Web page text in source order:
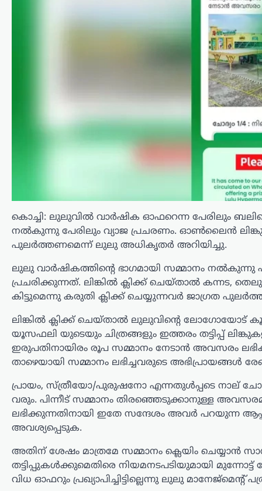
കൊച്ചി: ലുലുവിൽ വാർഷിക ഓഫറെന്ന പേരിലും
നൽകുന്നു പേരിലും വ്യാജ പ്രചരണം. ഓൺലൈൻ
പുലർത്തണമെന്ന് ലുലു അധികൃതർ അറിയിച്ചു.
ലുലു വാർഷികത്തിന്റെ ഭാ​ഗമായി സമ്മാനം
പ്രചരിക്കുന്നത്. ലിങ്കിൽ ക്ലിക്ക് ചെയ്താൽ കന്നട,
കിട്ടുമെന്നു കരുതി ക്ലിക്ക് ചെയ്യുന്നവർ ജാ​ഗ്രത
ലിങ്കിൽ ക്ലിക്ക് ചെയ്താൽ ലുലുവിന്‍റെ ലോഗോയോട്
യൂസഫലി യുടെയും ചിത്രങ്ങളും ഇത്തരം തട്ടിപ്പ്
ഇരുപതിനായിരം രൂപ സമ്മാനം നേടാൻ അവസരം
താഴെയായി സമ്മാനം ലഭിച്ചവരുടെ അഭിപ്രായങ്ങൾ
പ്രായം, സ്ത്രീയോ/പുരുഷനോ എന്നതുൾപ്പടെ നാല്
വരും. പിന്നീട് സമ്മാനം തിരഞ്ഞെടുക്കാനുള്ള
ലഭിക്കുന്നതിനായി ഇതേ സന്ദേശം അവർ പറയുന്ന
അവശ്യപ്പെടുക.
അതിന് ശേഷം മാത്രമേ സമ്മാനം ക്ലെയിം
തട്ടിപ്പുകൾക്കുമെതിരെ നിയമനടപടിയുമായി
വിധ ഓഫറും പ്രഖ്യാപിച്ചിട്ടില്ലെന്നു ലുലു മാനേജ്മെന്റ്
ലേറ്റസ്റ്റ് ന്യൂസ്
മധ്യസ്ഥതയിൽ
പ്രഖ്യാപിച്ചിട്ടും
ഇസ്രായേൽ ഗാസയിൽ
ആക്രമണം തുടരുന്നത്
എന്തുകൊണ്ട്?
ഓഗസ്റ്റ്‌ 6, 2026
നടപടികൾ തുടരുന്നതിനിടെ പുതിയ
വെടിനിർത്തൽ പദ്ധതിയെ ചുറ്റിപ്പറ്റി
നയതന്ത്ര ചർച്ചകൾ സജീവമാകുന്നു.
എന്നീ രാജ്യങ്ങളുടെ മധ്യസ്ഥതയിൽ
തയ്യാറാക്കിയ…
ഇനി എന്താണ്
സംഭവിക്കാൻ
പോകുന്നതെന്ന്
കാത്തിരുന്ന് കാണാം;
അർജുൻ ആയങ്കിയുടെ
വെല്ലുവിളിക്ക്
മറുപടിയുമായി മന്ത്രി
ന്യൂസ് ഡെസ്ക് ഓഗസ്റ്റ്‌ 6, 2026
ഒളിവിൽ കഴിയുന്നതിനിടെ പൊലീസിനെ
വെല്ലുവിളിച്ച അർജുൻ